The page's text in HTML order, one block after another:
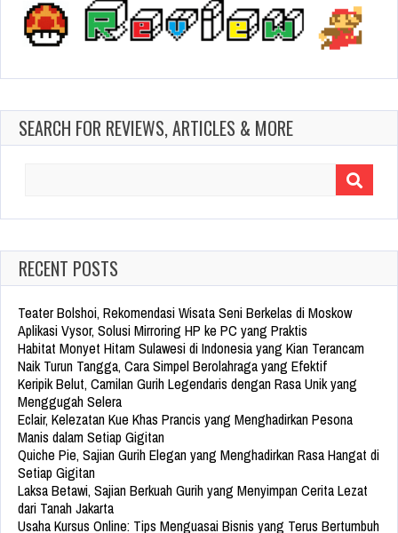
SEARCH FOR REVIEWS, ARTICLES & MORE
RECENT POSTS
Teater Bolshoi, Rekomendasi Wisata Seni Berkelas di Moskow
Aplikasi Vysor, Solusi Mirroring HP ke PC yang Praktis
Habitat Monyet Hitam Sulawesi di Indonesia yang Kian Terancam
Naik Turun Tangga, Cara Simpel Berolahraga yang Efektif
Keripik Belut, Camilan Gurih Legendaris dengan Rasa Unik yang
Menggugah Selera
Eclair, Kelezatan Kue Khas Prancis yang Menghadirkan Pesona
Manis dalam Setiap Gigitan
Quiche Pie, Sajian Gurih Elegan yang Menghadirkan Rasa Hangat di
Setiap Gigitan
Laksa Betawi, Sajian Berkuah Gurih yang Menyimpan Cerita Lezat
dari Tanah Jakarta
Usaha Kursus Online: Tips Menguasai Bisnis yang Terus Bertumbuh